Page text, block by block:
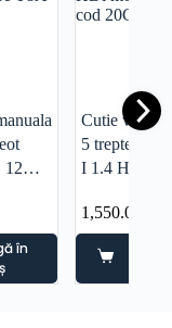
12V
în
Cutie viteze
5 trepte
I 1.4 HDi
1,550.00